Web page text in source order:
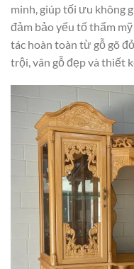
minh, giúp tối ưu không
đảm bảo yếu tố thẩm
tác hoàn toàn từ gỗ gõ
trội, vân gỗ đẹp và thiết